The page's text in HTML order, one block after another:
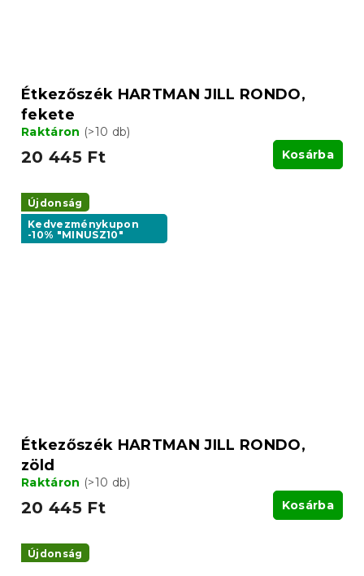
Étkezőszék HARTMAN JILL RONDO,
fekete
Raktáron (>10 db)
20 445 Ft Kosárba
Újdonság
Kedvezménykupon
-10% "MINUSZ10"
Étkezőszék HARTMAN JILL RONDO,
zöld
Raktáron (>10 db)
20 445 Ft Kosárba
Újdonság